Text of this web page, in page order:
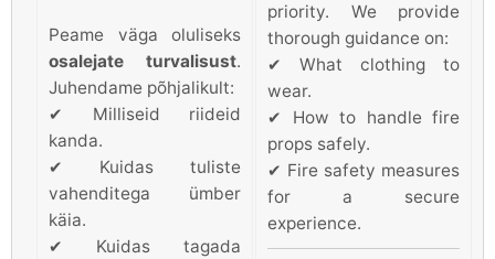
Peame väga oluliseks
osalejate turvalisust.
Juhendame põhjalikult:
✔ Milliseid riideid
kanda.
✔ Kuidas tuliste
vahenditega ümber
käia.
✔ Kuidas tagada
priority. We provide
thorough guidance on:
✔ What clothing to
wear.
✔ How to handle fire
props safely.
✔ Fire safety measures
for a secure
experience.